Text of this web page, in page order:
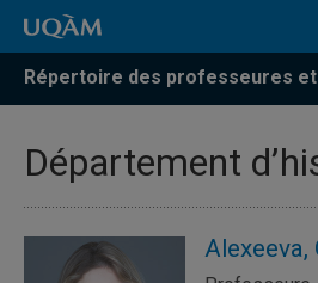
Répertoire des professeures
Département
Alexeeva,